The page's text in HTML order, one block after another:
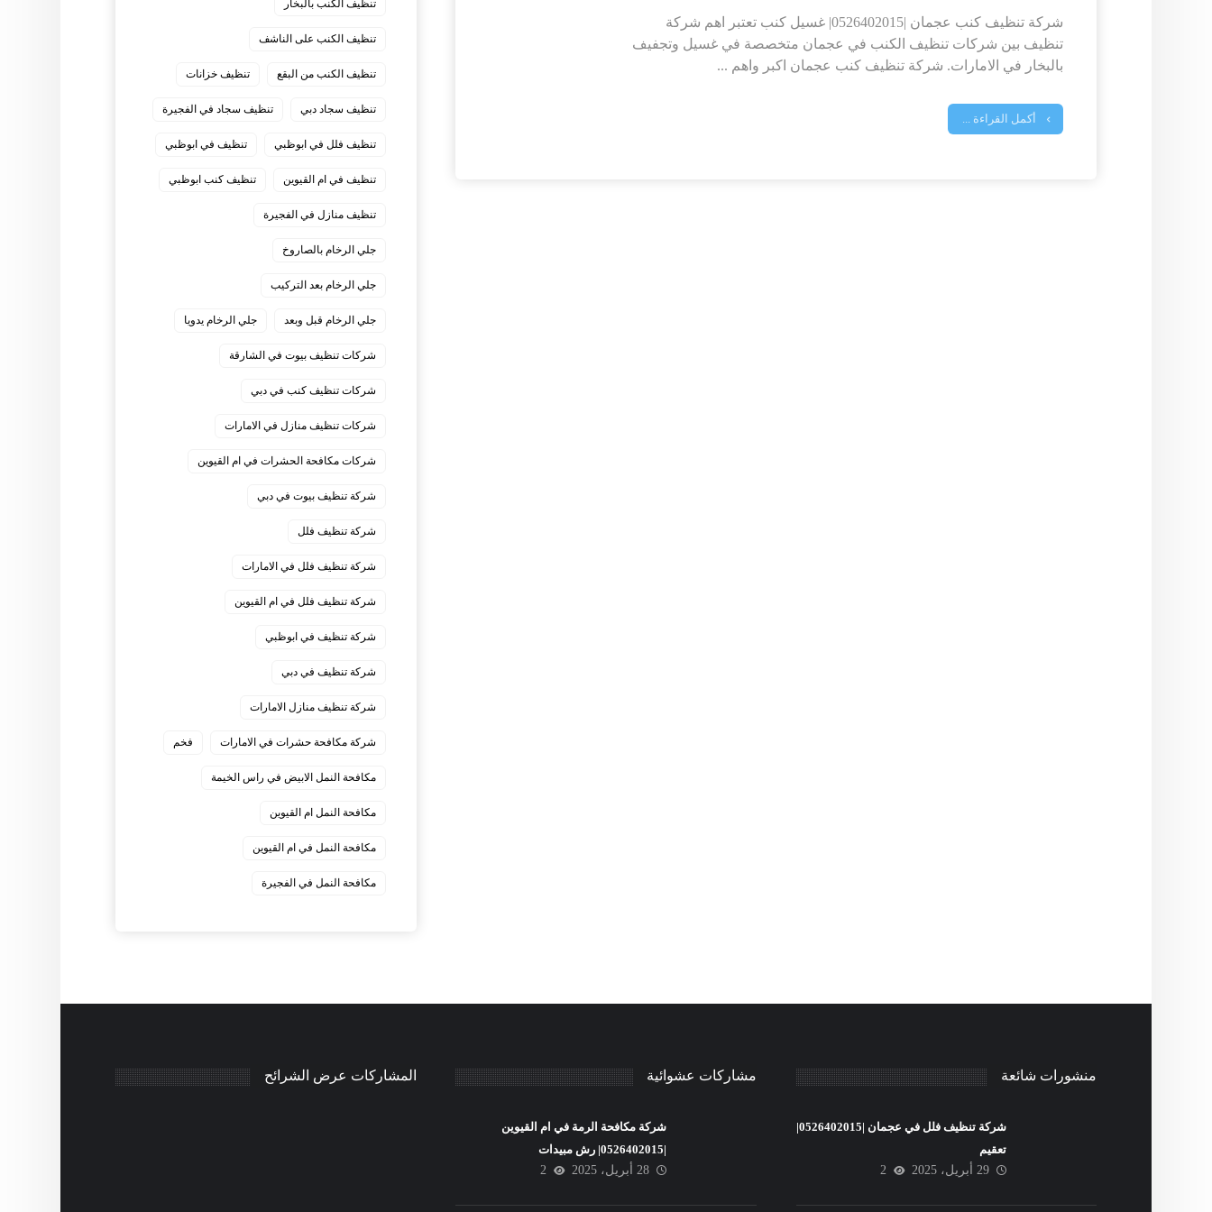
شركة تنظيف كنب عجمان |0526402015| غسيل كنب تعتبر اهم شركة
تنظيف بين شركات تنظيف الكنب في عجمان متخصصة في غسيل وتجفيف
بالبخار في الامارات. شركة تنظيف كنب عجمان اكبر واهم ...
أكمل القراءة ...
تنظيف الكنب بالبخار
تنظيف الكنب على الناشف
تنظيف الكنب من البقع تنظيف خزانات
تنظيف سجاد دبي تنظيف سجاد في الفجيرة
تنظيف فلل في ابوظبي تنظيف في ابوظبي
تنظيف في ام القيوين تنظيف كنب ابوظبي
تنظيف منازل في الفجيرة
جلي الرخام بالصاروخ
جلي الرخام بعد التركيب
جلي الرخام قبل وبعد جلي الرخام يدويا
شركات تنظيف بيوت في الشارقة
شركات تنظيف كنب في دبي
شركات تنظيف منازل في الامارات
شركات مكافحة الحشرات في ام القيوين
شركة تنظيف بيوت في دبي
شركة تنظيف فلل
شركة تنظيف فلل في الامارات
شركة تنظيف فلل في ام القيوين
شركة تنظيف في ابوظبي
شركة تنظيف في دبي
شركة تنظيف منازل الامارات
شركة مكافحة حشرات في الامارات فخم
مكافحة النمل الابيض في راس الخيمة
مكافحة النمل ام القيوين
مكافحة النمل في ام القيوين
‏مكافحة النمل في الفجيرة
منشورات شائعة
شركة تنظيف فلل في عجمان |0526402015|
تعقيم
29 أبريل، 2025
2
مشاركات عشوائية
شركة مكافحة الرمة في ام القيوين
|0526402015| رش مبيدات
28 أبريل، 2025
2
المشاركات عرض الشرائح